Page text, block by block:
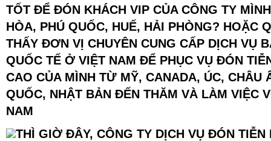
TỐT ĐỂ ĐÓN KHÁCH VIP CỦA CÔNG TY
HÒA, PHÚ QUỐC, HUẾ, HẢI PHÒNG? HOẶC
THẤY ĐƠN VỊ CHUYÊN CUNG CẤP DỊCH VỤ
QUỐC TẾ Ở VIỆT NAM ĐỂ PHỤC VỤ ĐÓN
CAO CỦA MÌNH TỪ MỸ, CANADA, ÚC, CHÂU
QUỐC, NHẬT BẢN ĐẾN THĂM VÀ LÀM VIỆC
NAM
THÌ GIỜ ĐÂY, CÔNG TY DỊCH VỤ ĐÓN TIỄN